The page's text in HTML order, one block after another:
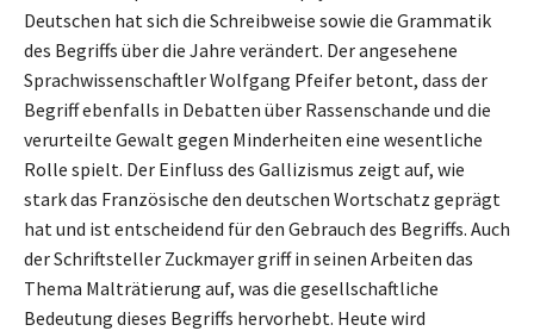
Deutschen hat sich die Schreibweise sowie die Grammatik
des Begriffs über die Jahre verändert. Der angesehene
Sprachwissenschaftler Wolfgang Pfeifer betont, dass der
Begriff ebenfalls in Debatten über Rassenschande und die
verurteilte Gewalt gegen Minderheiten eine wesentliche
Rolle spielt. Der Einfluss des Gallizismus zeigt auf, wie
stark das Französische den deutschen Wortschatz geprägt
hat und ist entscheidend für den Gebrauch des Begriffs. Auch
der Schriftsteller Zuckmayer griff in seinen Arbeiten das
Thema Malträtierung auf, was die gesellschaftliche
Bedeutung dieses Begriffs hervorhebt. Heute wird